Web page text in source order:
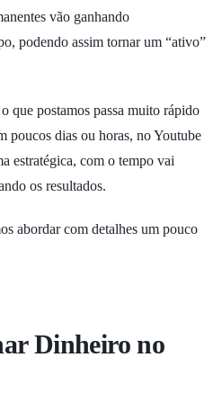
vão ganhando
podendo assim tornar um “ativo”
que postamos passa muito rápido
poucos dias ou horas, no Youtube
estratégica, com o tempo vai
os resultados.
abordar com detalhes um pouco
Dinheiro no